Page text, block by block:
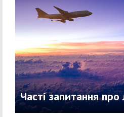
Часті запитання про